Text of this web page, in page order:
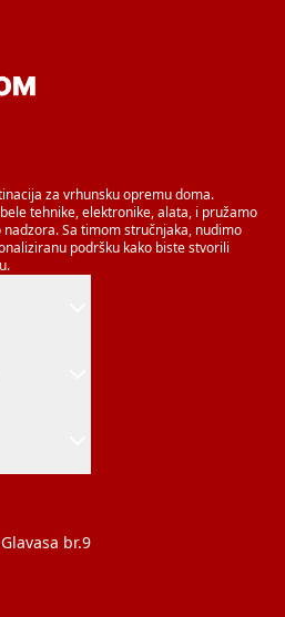
za vrhunsku opremu doma.
tehnike, elektronike, alata, i pružamo
Sa timom stručnjaka, nudimo
podršku kako biste stvorili
br.9